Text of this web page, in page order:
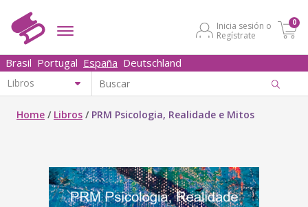
Inicia sesión o
Regístrate
0
Brasil Portugal España Deutschland
Home / Libros / PRM Psicologia, Realidade e Mitos